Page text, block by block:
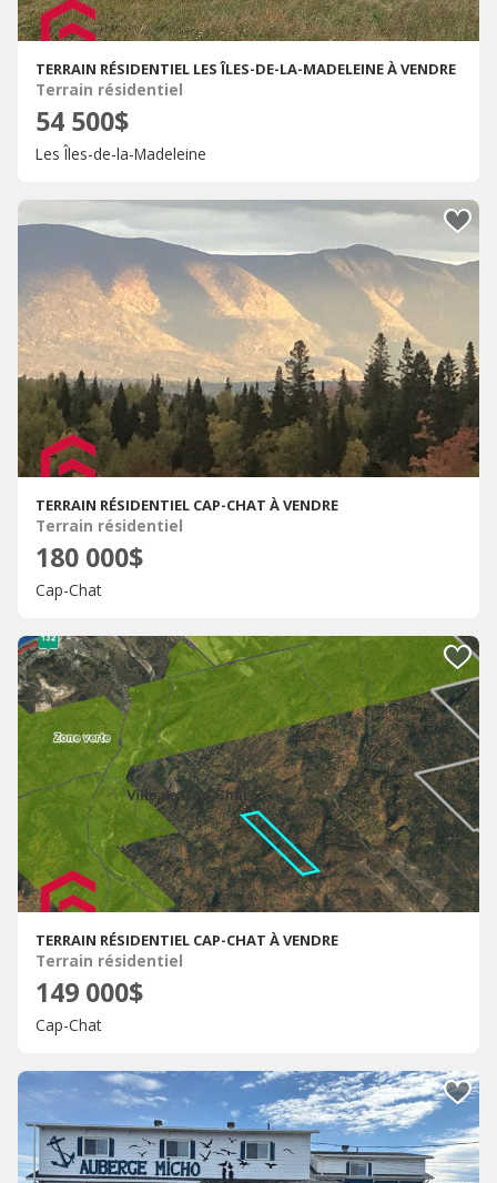
TERRAIN RÉSIDENTIEL LES ÎLES-DE-LA-MADELEINE À VENDRE
Terrain résidentiel
54 500$
Les Îles-de-la-Madeleine
TERRAIN RÉSIDENTIEL CAP-CHAT À VENDRE
Terrain résidentiel
180 000$
Cap-Chat
TERRAIN RÉSIDENTIEL CAP-CHAT À VENDRE
Terrain résidentiel
149 000$
Cap-Chat